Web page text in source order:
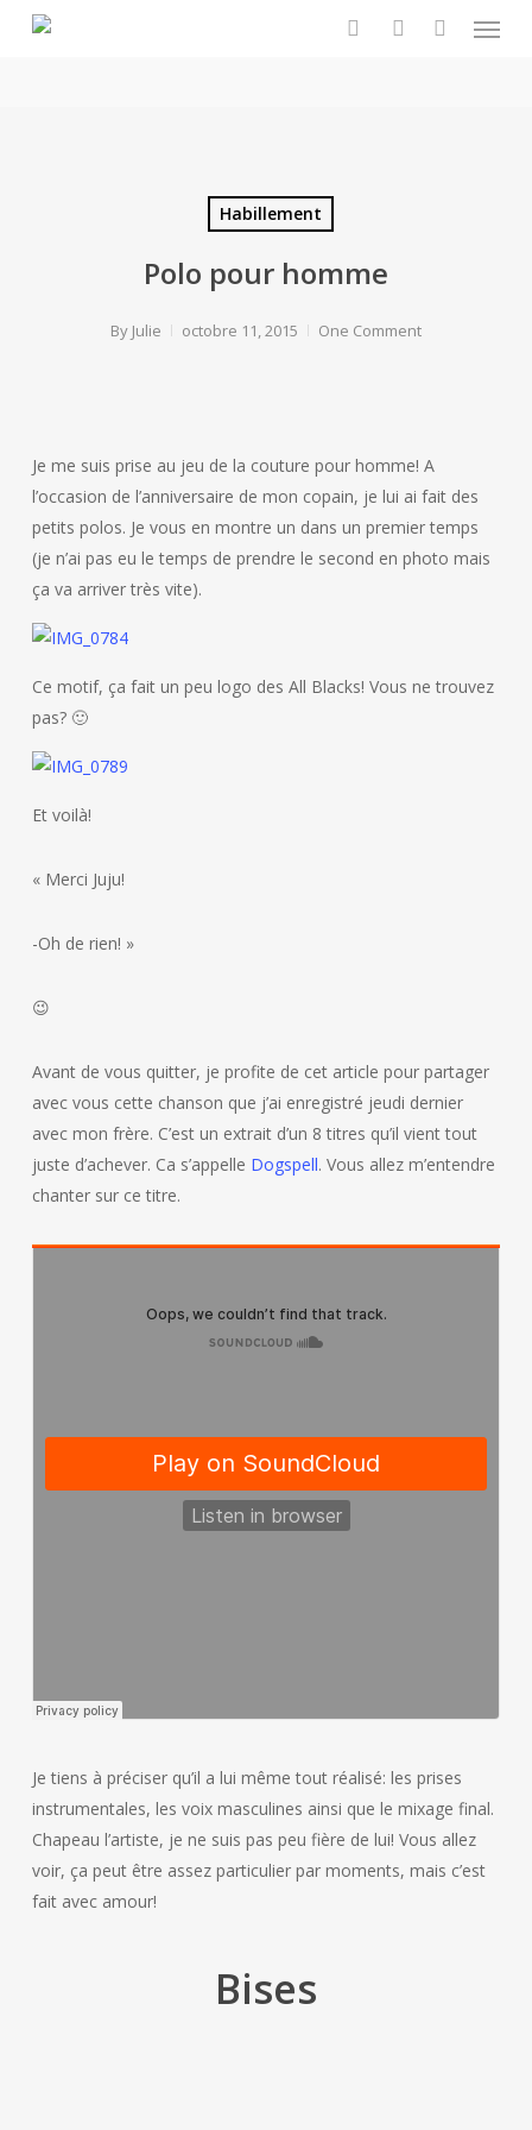
Menu
Habillement
Polo pour homme
By Julie octobre 11, 2015 One Comment
Je me suis prise au jeu de la couture pour homme! A
l’occasion de l’anniversaire de mon copain, je lui ai fait des
petits polos. Je vous en montre un dans un premier temps
(je n’ai pas eu le temps de prendre le second en photo mais
ça va arriver très vite).
Ce motif, ça fait un peu logo des All Blacks! Vous ne trouvez
pas? 🙂
Et voilà!
« Merci Juju!
-Oh de rien! »
😉
Avant de vous quitter, je profite de cet article pour partager
avec vous cette chanson que j’ai enregistré jeudi dernier
avec mon frère. C’est un extrait d’un 8 titres qu’il vient tout
juste d’achever. Ca s’appelle Dogspell. Vous allez m’entendre
chanter sur ce titre.
Je tiens à préciser qu’il a lui même tout réalisé: les prises
instrumentales, les voix masculines ainsi que le mixage final.
Chapeau l’artiste, je ne suis pas peu fière de lui! Vous allez
voir, ça peut être assez particulier par moments, mais c’est
fait avec amour!
Bises